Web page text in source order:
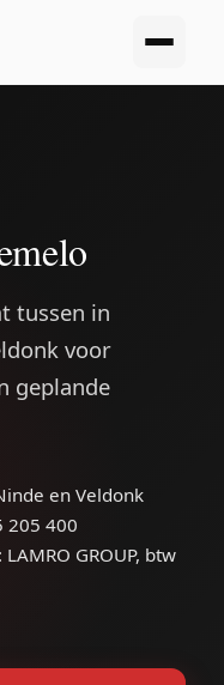
tussen in
voor
geplande
en Veldonk
205 400
GROUP, btw